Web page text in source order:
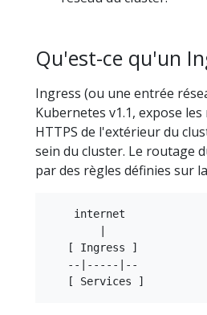
Qu'est-ce qu'un
Ingress (ou une entrée
Kubernetes v1.1, expose
HTTPS de l'extérieur du
sein du cluster. Le routage
par des règles définies sur
    internet
        |
   [ Ingress ]
   --|-----|--